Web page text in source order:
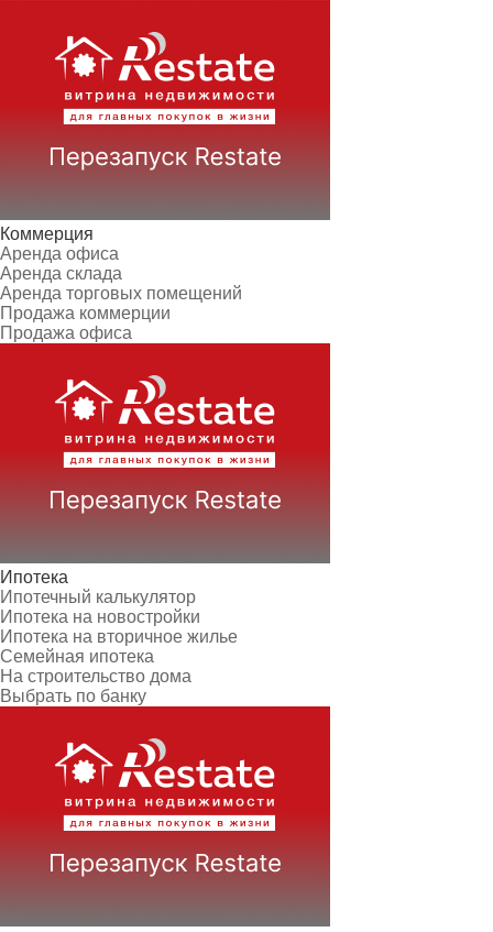
Коммерция
Аренда офиса
Аренда склада
Аренда торговых помещений
Продажа коммерции
Продажа офиса
Ипотека
Ипотечный калькулятор
Ипотека на новостройки
Ипотека на вторичное жилье
Семейная ипотека
На строительство дома
Выбрать по банку